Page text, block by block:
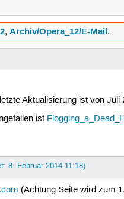
, Archiv/Opera_12/E-Mail.
Aktualisierung ist von
ist
8. Februar 2014 11:18)
(Achtung Seite wird zum